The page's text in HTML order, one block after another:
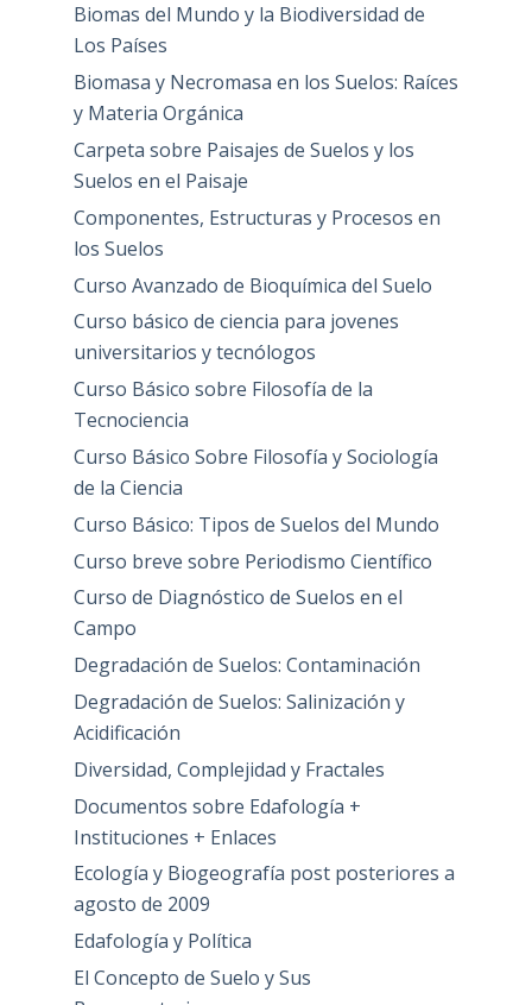
Biomas del Mundo y la Biodiversidad de
Los Países
Biomasa y Necromasa en los Suelos: Raíces
y Materia Orgánica
Carpeta sobre Paisajes de Suelos y los
Suelos en el Paisaje
Componentes, Estructuras y Procesos en
los Suelos
Curso Avanzado de Bioquímica del Suelo
Curso básico de ciencia para jovenes
universitarios y tecnólogos
Curso Básico sobre Filosofía de la
Tecnociencia
Curso Básico Sobre Filosofía y Sociología
de la Ciencia
Curso Básico: Tipos de Suelos del Mundo
Curso breve sobre Periodismo Científico
Curso de Diagnóstico de Suelos en el
Campo
Degradación de Suelos: Contaminación
Degradación de Suelos: Salinización y
Acidificación
Diversidad, Complejidad y Fractales
Documentos sobre Edafología +
Instituciones + Enlaces
Ecología y Biogeografía post posteriores a
agosto de 2009
Edafología y Política
El Concepto de Suelo y Sus